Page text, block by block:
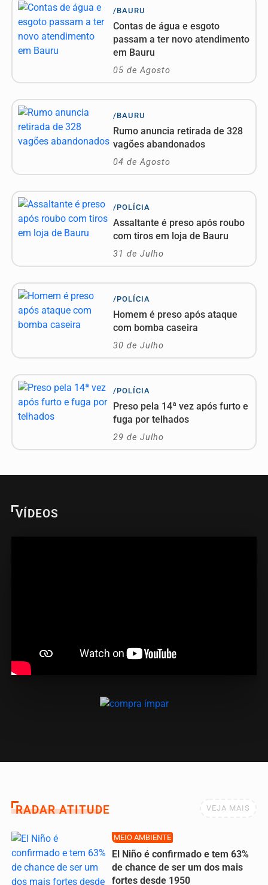
/BAURU
Contas de água e esgoto
passam a ter novo atendimento
em Bauru
05 de Agosto
/BAURU
Rumo anuncia retirada de 328
vagões abandonados
04 de Agosto
/POLÍCIA
Assaltante é preso após roubo
com tiros em loja de Bauru
31 de Julho
/POLÍCIA
Homem é preso após ataque
com bomba caseira
30 de Julho
/POLÍCIA
Preso pela 14ª vez após furto e
fuga por telhados
29 de Julho
VÍDEOS
RADAR ATITUDE VEJA MAIS
MEIO AMBIENTE
El Niño é confirmado e tem 63%
de chance de ser um dos mais
fortes desde 1950